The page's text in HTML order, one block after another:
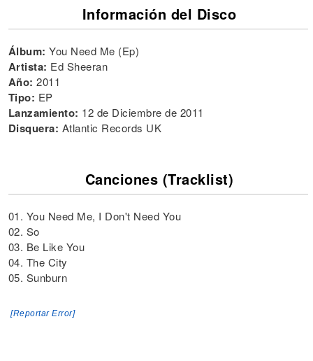
Información del Disco
Álbum: You Need Me (Ep)
Artista: Ed Sheeran
Año: 2011
Tipo: EP
Lanzamiento: 12 de Diciembre de 2011
Disquera: Atlantic Records UK
Canciones (Tracklist)
01. You Need Me, I Don't Need You
02. So
03. Be Like You
04. The City
05. Sunburn
[Reportar Error]